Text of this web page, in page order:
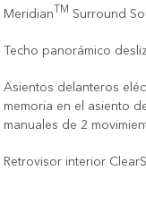
MeridianTM Surround
Techo panorámico
Asientos delanteros
memoria en el asiento
manuales de 2
Retrovisor interior